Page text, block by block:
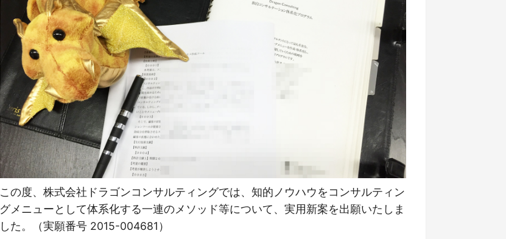
この度、株式会社ドラゴンコンサルティングでは、知的ノウハウをコンサルティン
グメニューとして体系化する一連のメソッド等について、実用新案を出願いたしま
した。（実願番号 2015-004681）